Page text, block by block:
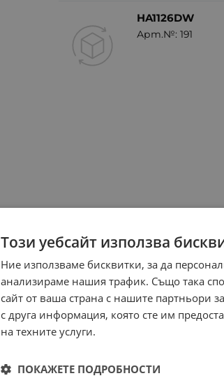
HA1126DW
Арт.№: 191
Този уебсайт използва
Ние използваме бисквитки, за да
анализираме нашия трафик. Също така
сайт от ваша страна с нашите партньори
с друга информация, която сте им
на техните услуги.
ПОКАЖЕТЕ ПОДРОБНОСТИ